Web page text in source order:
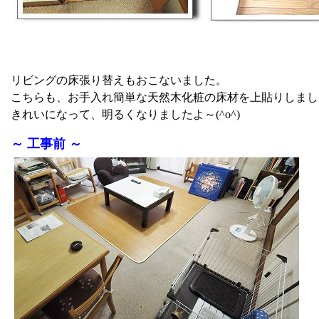
リビングの床張り替えもおこないました。
こちらも、お手入れ簡単な天然木化粧の床材を上貼りしま
きれいになって、明るくなりましたよ～(^o^)
～ 工事前 ～